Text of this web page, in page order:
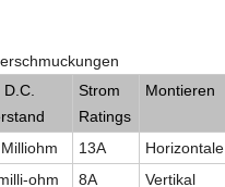
Strom
Ratings
Montieren
13A Horizontale
ohm 8A Vertikal